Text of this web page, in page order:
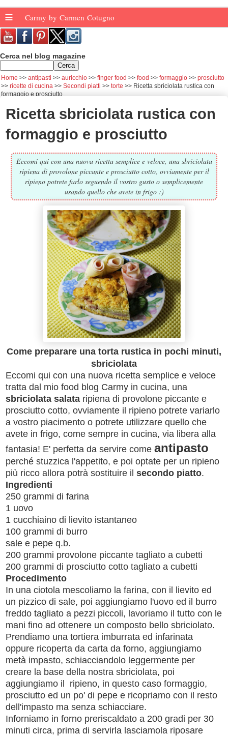
≡ Carmy by Carmen Cotugno
Cerca nel blog magazine
Home antipasti auricchio finger food food formaggio
prosciutto
ricette di cucina
Secondi piatti torte
Ricetta sbriciolata rustica con
formaggio e prosciutto
Ricetta sbriciolata rustica con
formaggio e prosciutto
Eccomi qui con una nuova ricetta semplice e veloce, una sbriciolata
ripiena di provolone piccante e prosciutto cotto, ovviamente per il
ripieno potrete farlo seguendo il vostro gusto o semplicemente
usando quello che avete in frigo :)
Come preparare una torta rustica in pochi minuti,
sbriciolata
Eccomi qui con una nuova ricetta semplice e veloce
tratta dal mio food blog Carmy in cucina, una
sbriciolata salata ripiena di provolone piccante e
prosciutto cotto, ovviamente il ripieno potrete variarlo
a vostro piacimento o potrete utilizzare quello che
avete in frigo, come sempre in cucina, via libera alla
fantasia! E' perfetta da servire come antipasto
perché stuzzica l'appetito, e poi optate per un ripieno
più ricco allora potrà sostituire il secondo piatto.
Ingredienti
250 grammi di farina
1 uovo
1 cucchiaino di lievito istantaneo
100 grammi di burro
sale e pepe q.b.
200 grammi provolone piccante tagliato a cubetti
200 grammi di prosciutto cotto tagliato a cubetti
Procedimento
In una ciotola mescoliamo la farina, con il lievito ed
un pizzico di sale, poi aggiungiamo l'uovo ed il burro
freddo tagliato a pezzi piccoli, lavoriamo il tutto con le
mani fino ad ottenere un composto bello sbriciolato.
Prendiamo una tortiera imburrata ed infarinata
oppure ricoperta da carta da forno, aggiungiamo
metà impasto, schiacciandolo leggermente per
creare la base della nostra sbriciolata, poi
aggiungiamo il ripieno, in questo caso formaggio,
prosciutto ed un po' di pepe e ricopriamo con il resto
dell'impasto ma senza schiacciare.
Inforniamo in forno preriscaldato a 200 gradi per 30
minuti circa, prima di servirla lasciamola riposare